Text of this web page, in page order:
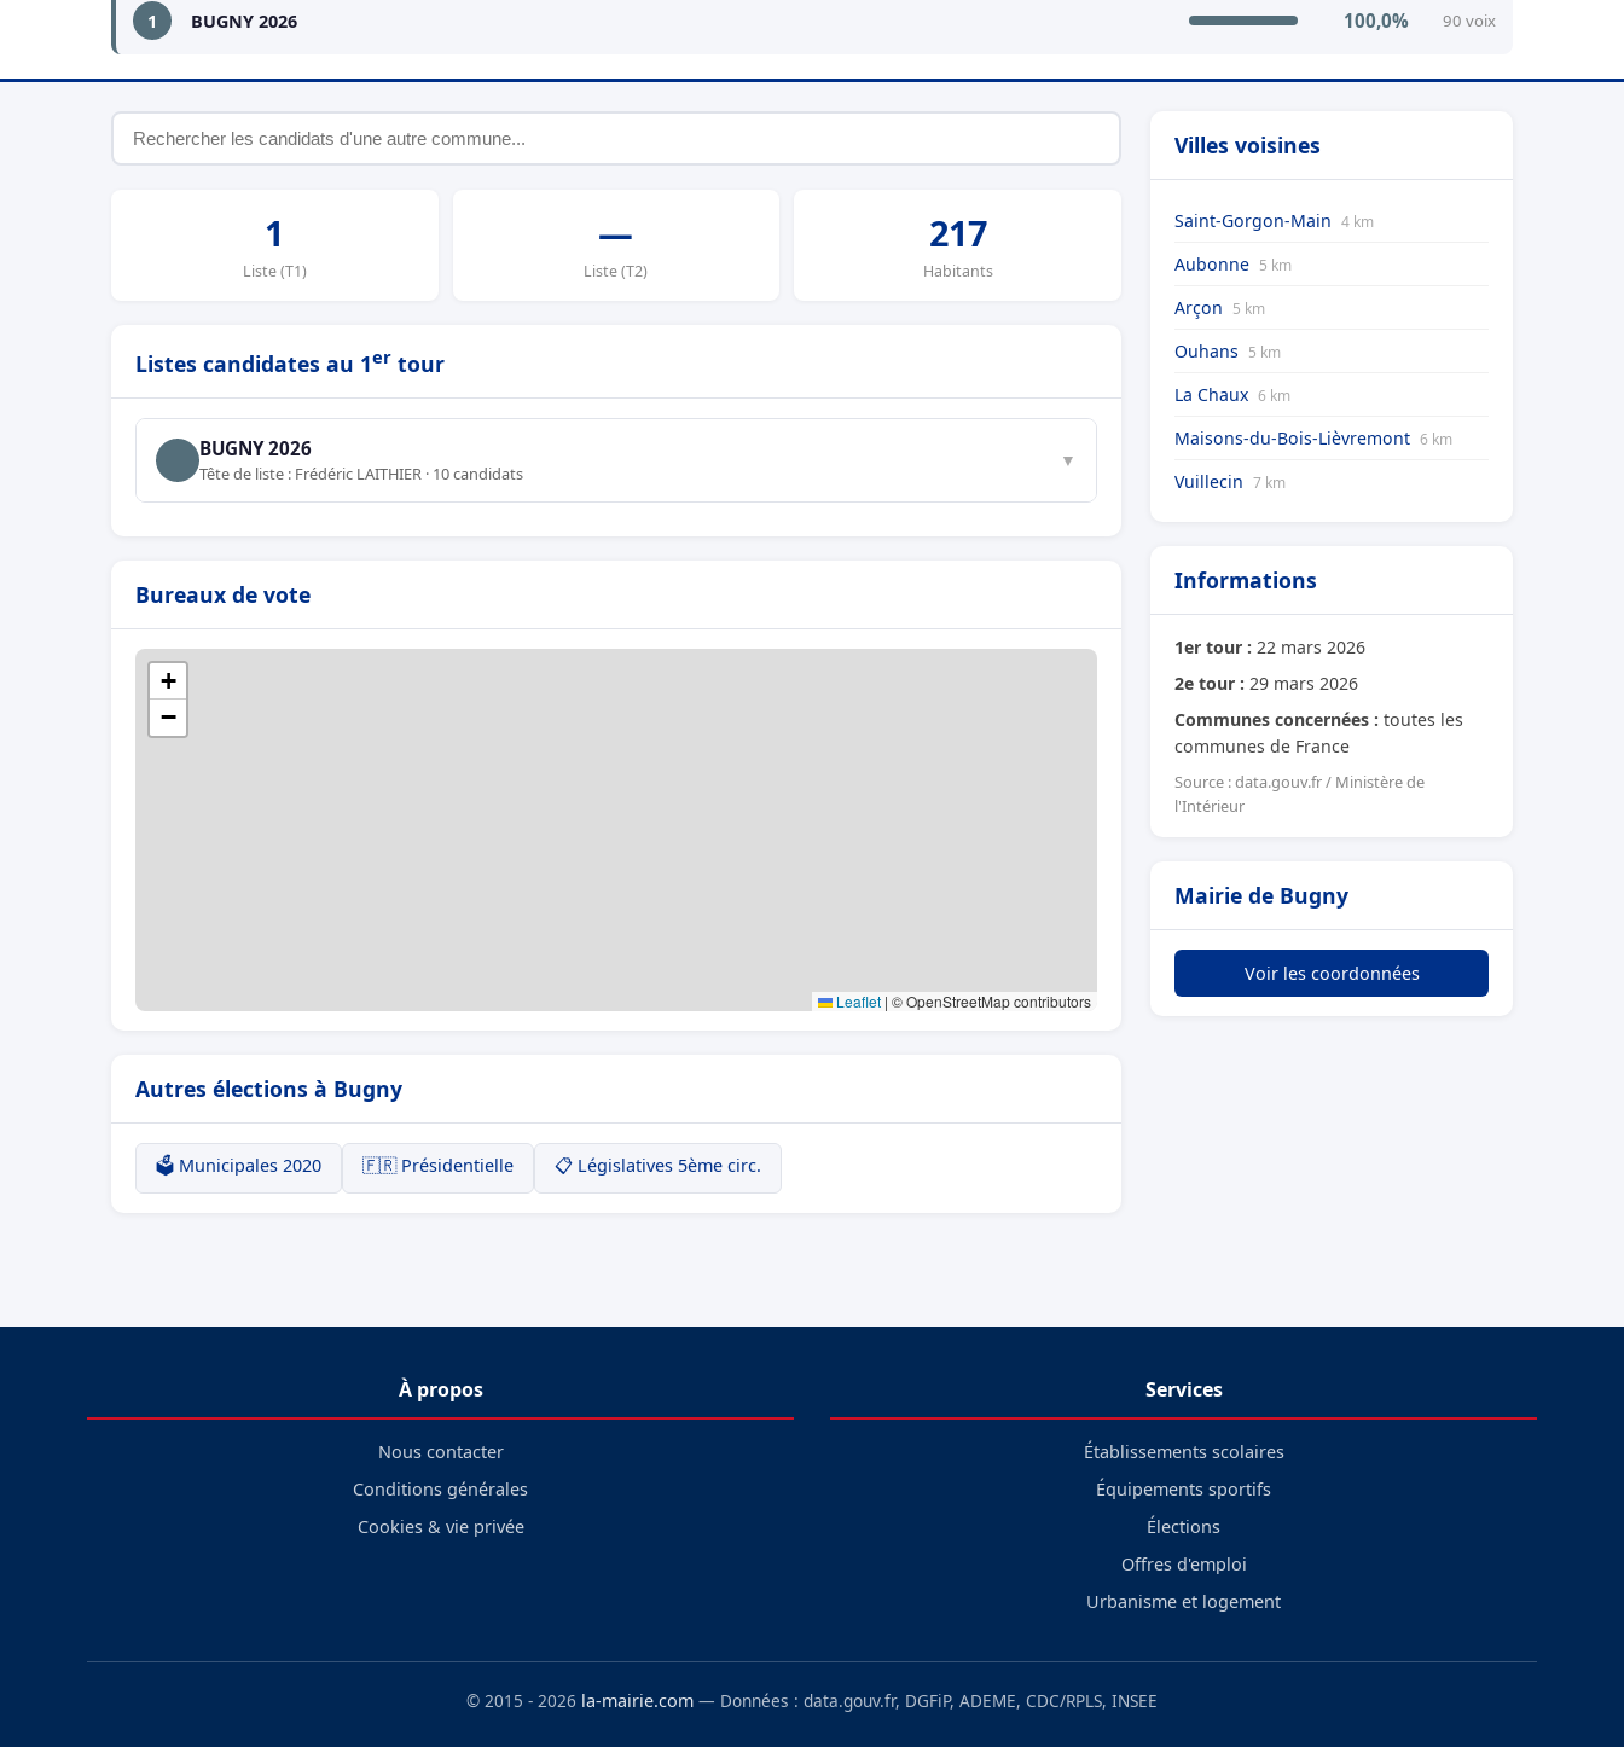
1 BUGNY 2026 100,0% 90 voix
1
Liste (T1)
—
Liste (T2)
217
Habitants
Listes candidates au 1er tour
BUGNY 2026
Tête de liste : Frédéric LAITHIER · 10 candidats
▼
Bureaux de vote
+
−
Leaflet | © OpenStreetMap contributors
Autres élections à Bugny
🗳️ Municipales 2020 🇫🇷 Présidentielle 📋 Législatives 5ème circ.
Villes voisines
Saint-Gorgon-Main 4 km
Aubonne 5 km
Arçon 5 km
Ouhans 5 km
La Chaux 6 km
Maisons-du-Bois-Lièvremont 6 km
Vuillecin 7 km
Informations
1er tour : 22 mars 2026
2e tour : 29 mars 2026
Communes concernées : toutes les
communes de France
Source : data.gouv.fr / Ministère de
l'Intérieur
Mairie de Bugny
Voir les coordonnées
À propos
Nous contacter
Conditions générales
Cookies & vie privée
Services
Établissements scolaires
Équipements sportifs
Élections
Offres d'emploi
Urbanisme et logement
© 2015 - 2026 la-mairie.com — Données : data.gouv.fr, DGFiP, ADEME, CDC/RPLS, INSEE